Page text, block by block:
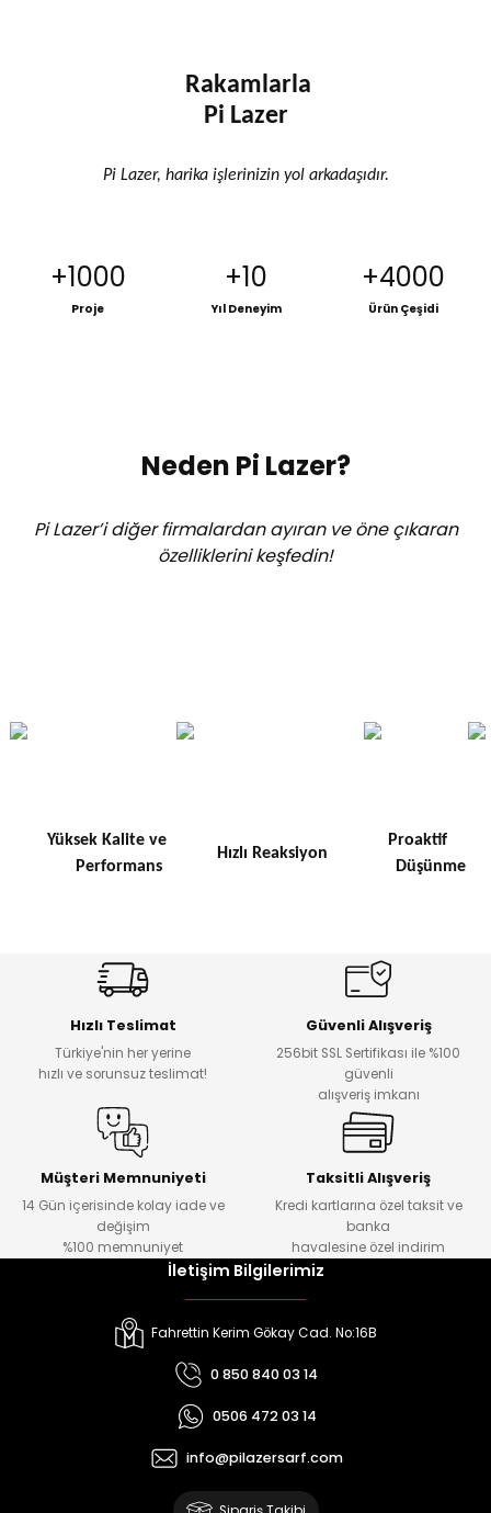
Rakamlarla
Pi Lazer
Pi Lazer, harika işlerinizin yol arkadaşıdır.
+1000 +10 +4000
Proje Yıl Deneyim Ürün Çeşidi
Neden Pi Lazer?
Pi Lazer’i diğer firmalardan ayıran ve öne çıkaran
özelliklerini keşfedin!
Yüksek Kalite ve
Performans
Hızlı Reaksiyon
Proaktif
Düşünme
Hızlı Teslimat
Türkiye'nin her yerine
hızlı ve sorunsuz teslimat!
Güvenli Alışveriş
256bit SSL Sertifikası ile %100
güvenli
alışveriş imkanı
Müşteri Memnuniyeti
14 Gün içerisinde kolay iade ve
değişim
%100 memnuniyet
Taksitli Alışveriş
Kredi kartlarına özel taksit ve
banka
havalesine özel indirim
İletişim Bilgilerimiz
Fahrettin Kerim Gökay Cad. No:16B
0 850 840 03 14
0506 472 03 14
info@pilazersarf.com